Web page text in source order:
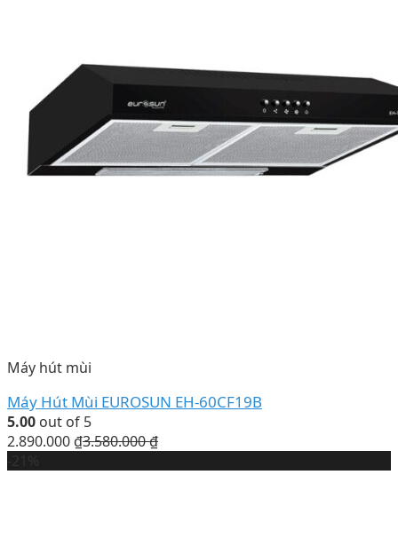
Máy hút mùi
Máy Hút Mùi EUROSUN EH-60CF19B
5.00 out of 5
2.890.000 ₫3.580.000₫